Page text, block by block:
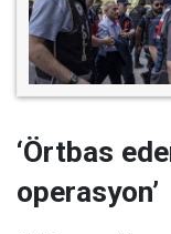
‘Örtbas
operasyon’